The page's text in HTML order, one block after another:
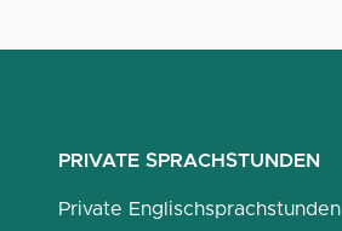
PRIVATE SPRACHSTUNDEN
Private Englischsprachstunden